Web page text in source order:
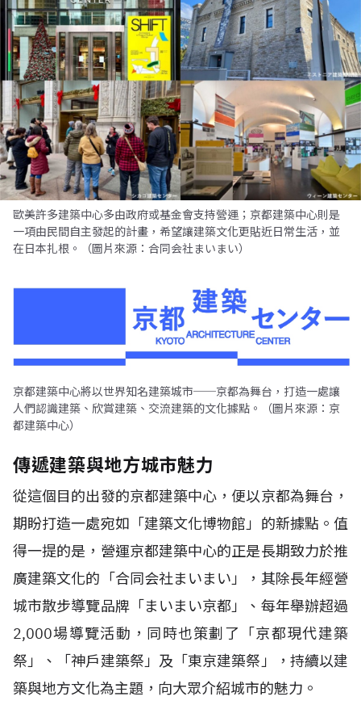
歐美許多建築中心多由政府或基金會支持營運；京都建築中心則是
一項由民間自主發起的計畫，希望讓建築文化更貼近日常生活，並
在日本扎根。（圖片來源：合同会社まいまい）
京都建築中心將以世界知名建築城市──京都為舞台，打造一處讓
人們認識建築、欣賞建築、交流建築的文化據點。（圖片來源：京
都建築中心）
傳遞建築與地方城市魅力
從這個目的出發的京都建築中心，便以京都為舞台，
期盼打造一處宛如「建築文化博物館」的新據點。值
得一提的是，營運京都建築中心的正是長期致力於推
廣建築文化的「合同会社まいまい」，其除長年經營
城市散步導覽品牌「まいまい京都」、每年舉辦超過
2,000場導覽活動，同時也策劃了「京都現代建築
祭」、「神戶建築祭」及「東京建築祭」，持續以建
築與地方文化為主題，向大眾介紹城市的魅力。